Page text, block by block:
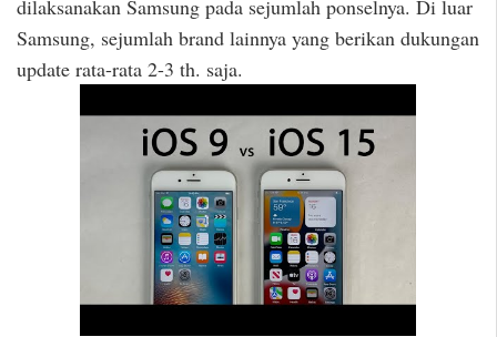
dilaksanakan Samsung pada sejumlah ponselnya. Di luar
Samsung, sejumlah brand lainnya yang berikan dukungan
update rata-rata 2-3 th. saja.